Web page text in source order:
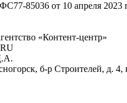
85036 от 10 апреля 2023
«Контент-центр»
б-р Строителей, д.